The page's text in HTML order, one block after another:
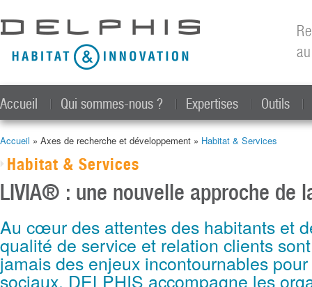
Accueil Qui sommes-nous ? Expertises Outils
Accueil » Axes de recherche et développement » Habitat & Services
Habitat & Services
LIVIA® : une nouvelle approche de
Au cœur des attentes des habitants et
qualité de service et relation clients
jamais des enjeux incontournables
sociaux. DELPHIS accompagne les